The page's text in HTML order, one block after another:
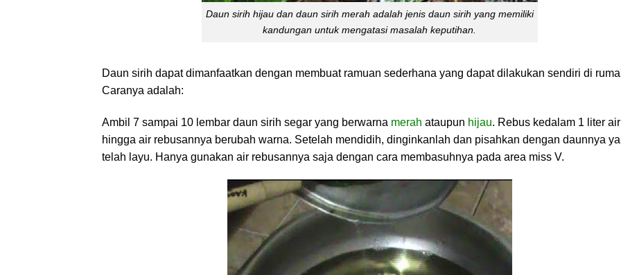
Daun sirih hijau dan daun sirih merah adalah jenis daun sirih yang memiliki
kandungan untuk mengatasi masalah keputihan.
Daun sirih dapat dimanfaatkan dengan membuat ramuan sederhana yang dapat dilakukan sendiri di
Caranya adalah:
Ambil 7 sampai 10 lembar daun sirih segar yang berwarna merah ataupun hijau. Rebus kedalam 1 liter air
hingga air rebusannya berubah warna. Setelah mendidih, dinginkanlah dan pisahkan dengan daunnya
telah layu. Hanya gunakan air rebusannya saja dengan cara membasuhnya pada area miss V.